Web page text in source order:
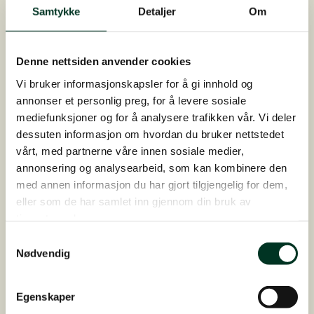
Samtykke Detaljer Om
Denne nettsiden anvender cookies
Vi bruker informasjonskapsler for å gi innhold og
annonser et personlig preg, for å levere sosiale
mediefunksjoner og for å analysere trafikken vår. Vi deler
dessuten informasjon om hvordan du bruker nettstedet
vårt, med partnerne våre innen sosiale medier,
annonsering og analysearbeid, som kan kombinere den
med annen informasjon du har gjort tilgjengelig for dem,
eller som de har samlet inn gjennom din bruk av
Nødvendig
Egenskaper
Tegn på mangel kan være:
JernBlodmangel, svak hud- og slimhinnebarriere,
nedsatt prestasjon
KobberKnokkeldannelse og
pigmenteringsforstyrrelser, fertilitetsproblemer og
nervøsitet
ManganKnokkelutfordringer, avvik i brusk- og
senemetabolisme, spenninger,
muskelstoffskifteutfordringer og hyperaciditet (sterk
syredannelse under arbeid)
SelenMuskeldannelsesforstyrrelser,
hjertemuskelutfordringer, hårtap, muskelspenninger,
kretsløpsforstyrrelser.